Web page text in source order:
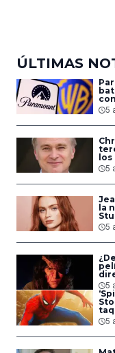
ÚLTIMAS
5
5
la
5
5
5